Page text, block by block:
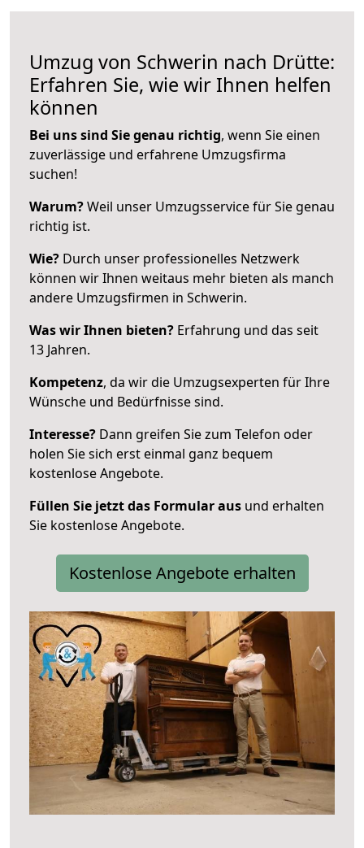
Umzug von Schwerin nach Drütte:
Erfahren Sie, wie wir Ihnen helfen
können
Bei uns sind Sie genau richtig, wenn Sie einen
zuverlässige und erfahrene Umzugsfirma
suchen!
Warum?Weil unser Umzugsservice für Sie genau
richtig ist.
Wie? Durch unser professionelles Netzwerk
können wir Ihnen weitaus mehr bieten als manch
andere Umzugsfirmen in Schwerin.
Was wir Ihnen bieten? Erfahrung und das seit
13 Jahren.
Kompetenz, da wir die Umzugsexperten für Ihre
Wünsche und Bedürfnisse sind.
Interesse? Dann greifen Sie zum Telefon oder
holen Sie sich erst einmal ganz bequem
kostenlose Angebote.
Füllen Sie jetzt das Formular aus und erhalten
Sie kostenlose Angebote.
Kostenlose Angebote erhalten